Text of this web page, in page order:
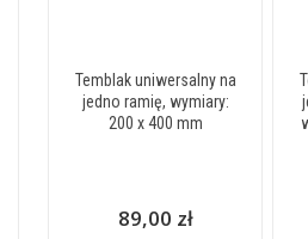
Temblak uniwersalny na
jedno ramię, wymiary:
200 x 400 mm
89,00 zł